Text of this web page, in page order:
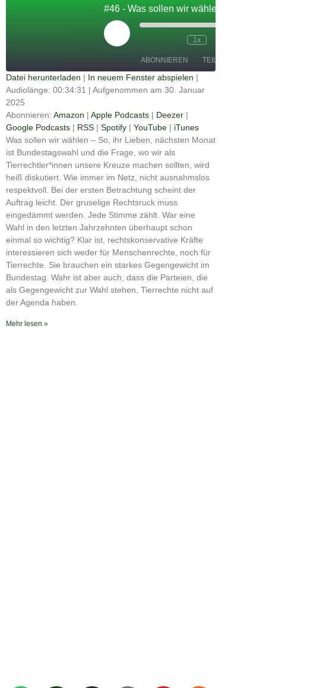
#46 - Was sollen wir wählen
Play
Episode
1x
ABONNIEREN
TEILEN
Amazon
Apple
Google
Podcasts
RSS Spotify
iTunes
RSS FEED
TEILEN
LINK
EMBED
Datei herunterladen | In neuem Fenster abspielen |
Audiolänge: 00:34:31 | Aufgenommen am 30. Januar
2025
Abonnieren: Amazon | Apple Podcasts | Deezer |
Google Podcasts | RSS | Spotify | YouTube | iTunes
Was sollen wir wählen – So, ihr Lieben, nächsten Monat
ist Bundestagswahl und die Frage, wo wir als
Tierrechtler*innen unsere Kreuze machen sollten, wird
heiß diskutiert. Wie immer im Netz, nicht ausnahmslos
respektvoll. Bei der ersten Betrachtung scheint der
Auftrag leicht. Der gruselige Rechtsruck muss
eingedämmt werden. Jede Stimme zählt. War eine
Wahl in den letzten Jahrzehnten überhaupt schon
einmal so wichtig? Klar ist, rechtskonservative Kräfte
interessieren sich weder für Menschenrechte, noch für
Tierrechte. Sie brauchen ein starkes Gegengewicht im
Bundestag. Wahr ist aber auch, dass die Parteien, die
als Gegengewicht zur Wahl stehen, Tierrechte nicht auf
der Agenda haben.
Mehr lesen »